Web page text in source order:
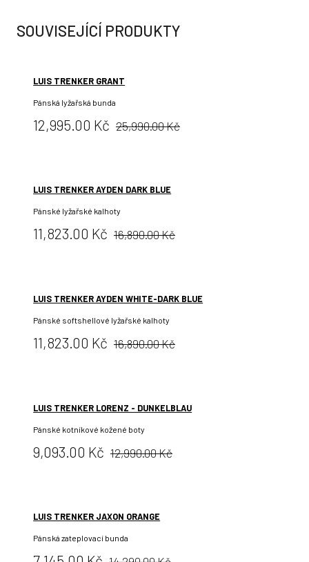
SOUVISEJÍCÍ PRODUKTY
LUIS TRENKER GRANT
Pánská lyžařská bunda
Cena:
12,995.00 Kč Původní
25,990.00 Kč
LUIS TRENKER AYDEN DARK BLUE
Pánské lyžařské kalhoty
Cena:
11,823.00 Kč Původní
16,890.00 Kč
LUIS TRENKER AYDEN WHITE-DARK BLUE
Pánské softshellové lyžařské kalhoty
Cena:
11,823.00 Kč Původní
16,890.00 Kč
LUIS TRENKER LORENZ - DUNKELBLAU
Pánské kotníkové kožené boty
Cena:
9,093.00 Kč Původní
12,990.00 Kč
LUIS TRENKER JAXON ORANGE
Pánská zateplovací bunda
Původní